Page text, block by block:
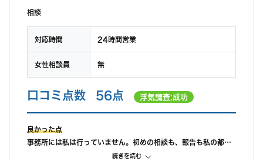
相談
対応時間 24時間営業
女性相談員 無
口コミ点数 56点 浮気調査:成功
良かった点
事務所には私は行っていません。初めの相談も、報告も私の都合
に合わせて県南まで来てくれました。ここの点は良かったです。
続きを読む